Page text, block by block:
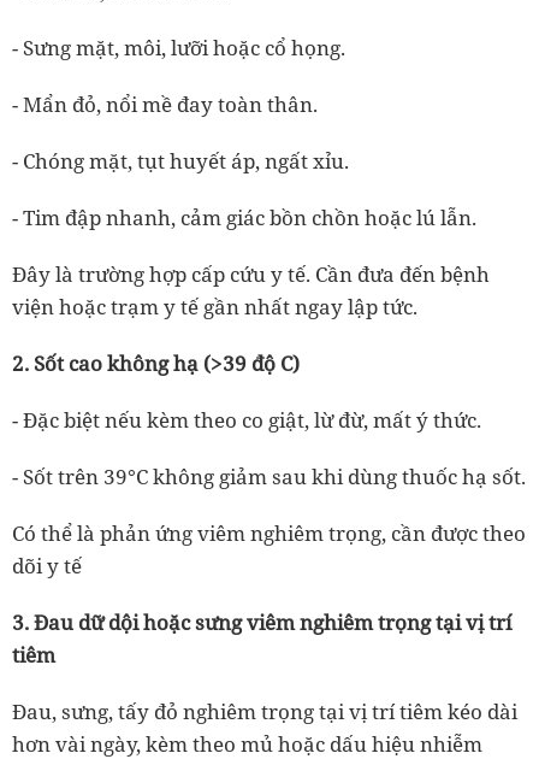
- Sưng mặt, môi, lưỡi hoặc cổ họng.
- Mẩn đỏ, nổi mề đay toàn thân.
- Chóng mặt, tụt huyết áp, ngất xỉu.
- Tim đập nhanh, cảm giác bồn chồn hoặc lú lẫn.
Đây là trường hợp cấp cứu y tế. Cần đưa đến bệnh
viện hoặc trạm y tế gần nhất ngay lập tức.
2. Sốt cao không hạ (>39 độ C)
- Đặc biệt nếu kèm theo co giật, lừ đừ, mất ý thức.
- Sốt trên 39°C không giảm sau khi dùng thuốc hạ sốt.
Có thể là phản ứng viêm nghiêm trọng, cần được theo
dõi y tế
3. Đau dữ dội hoặc sưng viêm nghiêm trọng tại vị trí
tiêm
Đau, sưng, tấy đỏ nghiêm trọng tại vị trí tiêm kéo dài
hơn vài ngày, kèm theo mủ hoặc dấu hiệu nhiễm